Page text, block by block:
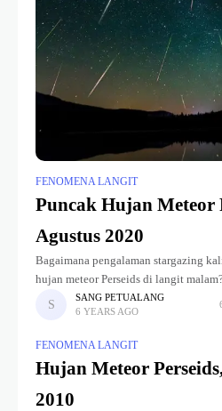
FENOMENA LANGIT
Puncak Hujan Meteor
Agustus 2020
Bagaimana pengalaman stargazing
hujan meteor Perseids di langit
SANG PETUALANG
6 YEARS AGO
FENOMENA LANGIT
Hujan Meteor
2010